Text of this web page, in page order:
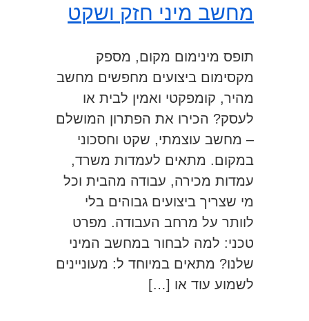
מחשב מיני חזק ושקט
תופס מינימום מקום, מספק
מקסימום ביצועים מחפשים מחשב
מהיר, קומפקטי ואמין לבית או
לעסק? הכירו את הפתרון המושלם
– מחשב עוצמתי, שקט וחסכוני
במקום. מתאים לעמדות משרד,
עמדות מכירה, עבודה מהבית וכל
מי שצריך ביצועים גבוהים בלי
לוותר על מרחב העבודה. מפרט
טכני: למה לבחור במחשב המיני
שלנו? מתאים במיוחד ל: מעוניינים
לשמוע עוד או […]